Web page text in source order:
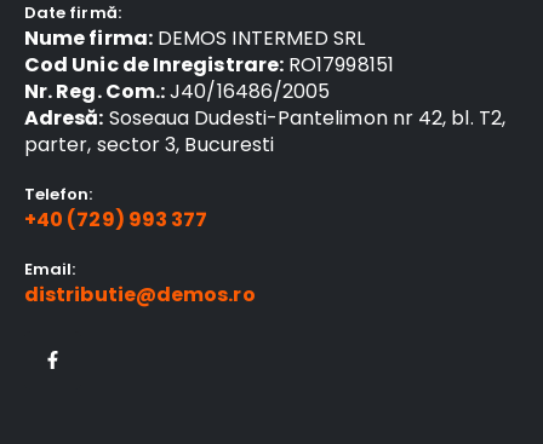
Date firmă:
Nume firma:DEMOS INTERMED SRL
Cod Unic de Inregistrare: RO17998151
Nr. Reg. Com.:J40/16486/2005
Adresă: Soseaua Dudesti-Pantelimon nr 42, bl. T2,
parter, sector 3, Bucuresti
Telefon:
+40 (729) 993 377
Email:
distributie@demos.ro